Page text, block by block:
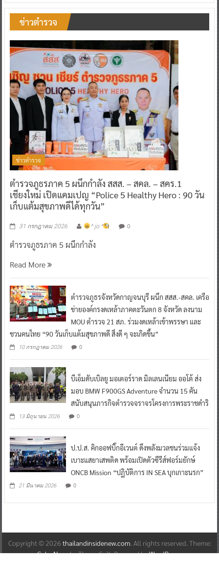
ข่าวตำรวจ
ข่าวตำรวจ
ตำรวจภูธรภาค 5 ผนึกกำลัง สสส. – สคล. – สคร.1
เชียงใหม่ เปิดแคมเปญ “Police 5 Healthy Hero : 90 วัน
เก็บแต้มสุขภาพดีได้ทุกวัน”
31 กรกฎาคม 2026 ^ jo ^ 0
ตำรวจภูธรภาค 5 ผนึกกำลัง
Read More
ตำรวจภูธรจังหวัดกาญจนบุรี ผนึก สสส.-สคล. เครือ
ข่ายองค์กรงดเหล้าภาคตะวันตก 8 จังหวัด ลงนาม
MOU ตำรวจ 21 สภ. ร่วมงดเหล้าเข้าพรรษา และ
ชวนคนไทย “90 วันเก็บแต้มสุขภาพดี สิ่งดี ๆ จะเกิดขึ้น”
10 กรกฎาคม 2026 0
บีเอ็มดับเบิลยู มอเตอร์ราด มิลเลนเนียม ออโต้ ส่ง
มอบ BMW F900GS Adventure จำนวน 15 คัน
สนับสนุนภารกิจตำรวจจราจรโครงการพระราชดำริ
13 มิถุนายน 2026 0
ป.ป.ส. คิกออฟบิ๊กอีเวนต์ ดึงพลังมวลชนร่วมแจ้ง
เบาะแสยาเสพติด พร้อมเปิดตัวซีรีส์ฟอร์มยักษ์
ONCB Mission “ปฏิบัติการ IN SEA บุกเกาะนรก”
21 มีนาคม 2026 0
Copyright © 2026 thailandinsidenew.com. All rights reserved. Theme:
ColorNewsby ThemeGrill. Powered byWordPress.